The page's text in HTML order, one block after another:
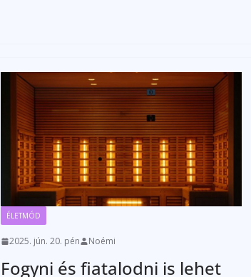
ÉLETMÓD
2025. jún. 20. pén Noémi
Fogyni és fiatalodni is lehet